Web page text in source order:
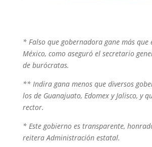
* Falso que gobernadora gane más que
México, como aseguró el secretario
de burócratas.
** Indira gana menos que diversos
los de Guanajuato, Edomex y Jalisco, y
rector.
* Este gobierno es transparente,
reitera Administración estatal.